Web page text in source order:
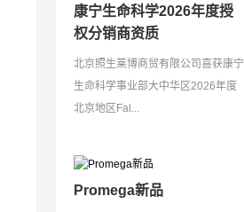
康宁生命科学2026年度授
权分销商资质
北京照生莱博商贸有限公司喜获康宁
生命科学事业部大中华区2026年度
北京地区Fal...
Promega新品